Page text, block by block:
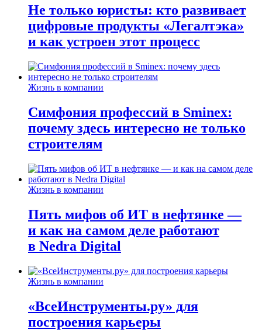
Не только юристы: кто развивает
цифровые продукты «Легалтэка»
и как устроен этот процесс
Жизнь в компании
Симфония профессий в Sminex:
почему здесь интересно не только
строителям
Жизнь в компании
Пять мифов об ИТ в нефтянке —
и как на самом деле работают
в Nedra Digital
Жизнь в компании
«ВсеИнструменты.ру» для
построения карьеры